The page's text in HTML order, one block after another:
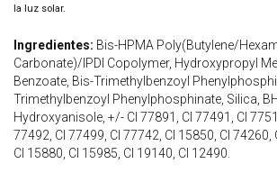
la luz solar.
Ingredientes: Bis-HPMA Poly(Butylene/
Carbonate)/IPDI Copolymer, Hydroxypropyl
Benzoate, Bis-Trimethylbenzoyl
Trimethylbenzoyl Phenylphosphinate, Silica,
Hydroxyanisole, +/- CI 77891, CI 77491, CI
77492, CI 77499, CI 77742, CI 15850, CI 74260,
CI 15880, CI 15985, CI 19140, CI 12490.